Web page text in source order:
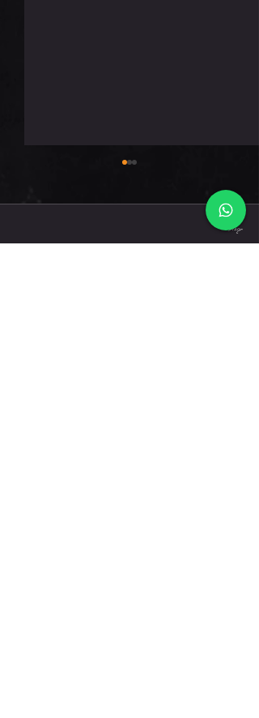
רביעי 5.8.26
תגובות